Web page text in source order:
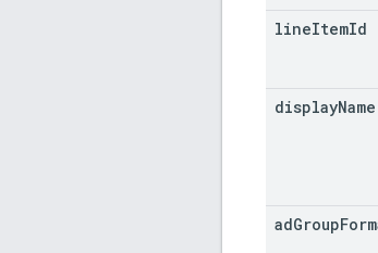
lineItemId
displayName
adGroup